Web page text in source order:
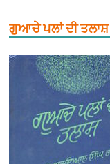
ਗੁਆਚੇ ਪਲਾਂ ਦੀ ਤਲਾਸ਼